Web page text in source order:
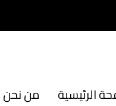
الرئيسية من نحن